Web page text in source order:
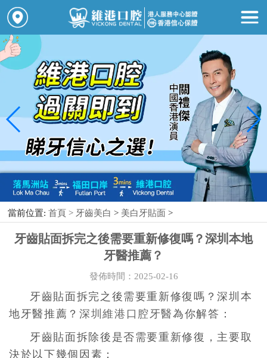
當前位置: 首頁 > 牙齒美白 > 美白牙貼面 >
牙齒貼面拆完之後需要重新修復嗎？深圳本地
牙醫推薦？
發佈時間：2025-02-16
牙齒貼面拆完之後需要重新修復嗎？深圳本
地牙醫推薦？ 深圳維港口腔牙醫為你解答：
牙齒貼面拆除後是否需要重新修復，主要取
決於以下幾個因素：